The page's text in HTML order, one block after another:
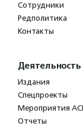
Сотрудники
Редполитика
Контакты
Деятельность
Издания
Спецпроекты
Мероприятия
Отчеты